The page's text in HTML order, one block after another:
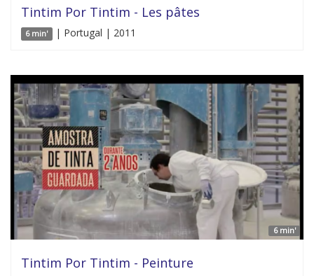
Tintim Por Tintim - Les pâtes
6 min' | Portugal | 2011
6 min'
Tintim Por Tintim - Peinture